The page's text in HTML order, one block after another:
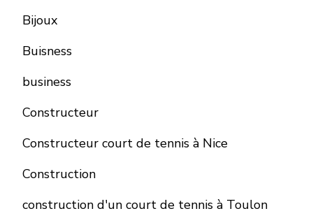
Bijoux
Buisness
business
Constructeur
Constructeur court de tennis à Nice
Construction
construction d'un court de tennis à Toulon